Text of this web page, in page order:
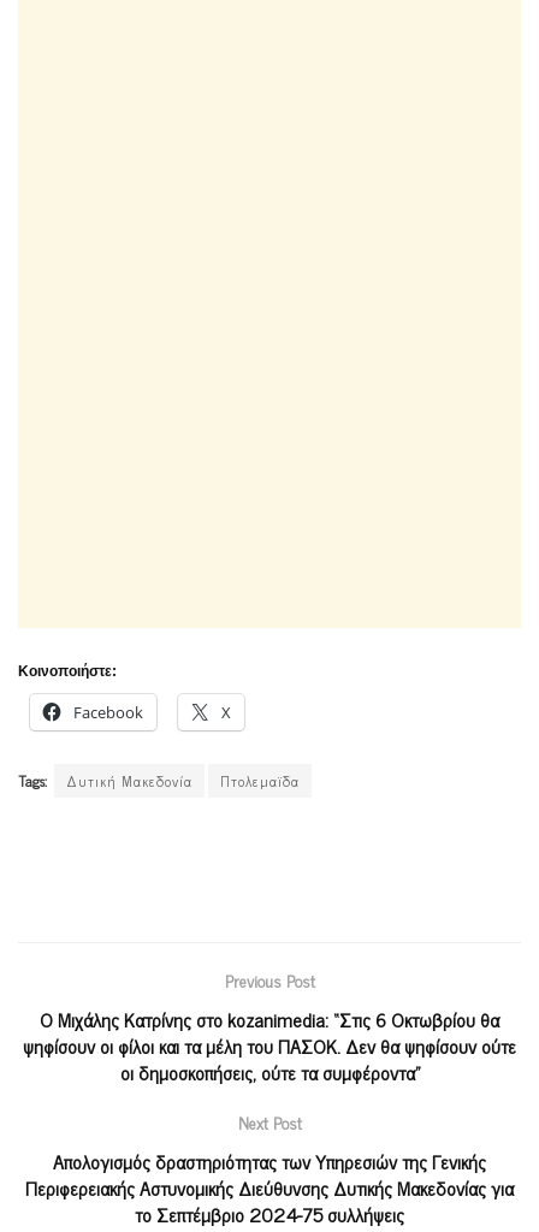
Κοινοποιήστε:
Facebook X
Tags: Δυτική Μακεδονία Πτολεμαϊδα
Previous Post
O Mιχάλης Κατρίνης στο kozanimedia: “Στις 6 Οκτωβρίου θα
ψηφίσουν οι φίλοι και τα μέλη του ΠΑΣΟΚ. Δεν θα ψηφίσουν ούτε
οι δημοσκοπήσεις, ούτε τα συμφέροντα”
Next Post
Απολογισμός δραστηριότητας των Υπηρεσιών της Γενικής
Περιφερειακής Αστυνομικής Διεύθυνσης Δυτικής Μακεδονίας για
το Σεπτέμβριο 2024-75 συλλήψεις